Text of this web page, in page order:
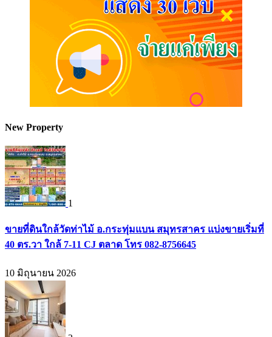
New Property
1
ขายที่ดินใกล้วัดท่าไม้ อ.กระทุ่มแบน สมุทรสาคร แบ่งขายเริ่มที่
40 ตร.วา ใกล้ 7-11 CJ ตลาด โทร 082-8756645
10 มิถุนายน 2026